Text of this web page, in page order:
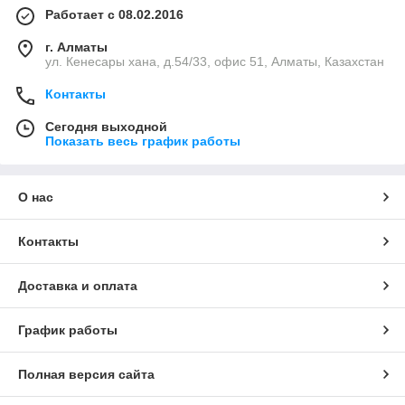
Работает с 08.02.2016
г. Алматы
ул. Кенесары хана, д.54/33, офис 51, Алматы, Казахстан
Контакты
Сегодня выходной
Показать весь график работы
О нас
Контакты
Доставка и оплата
График работы
Полная версия сайта